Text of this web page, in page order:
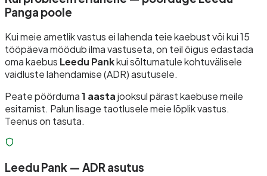
Panga poole
Kui meie ametlik vastus ei lahenda teie kaebust või kui 15
tööpäeva möödub ilma vastuseta, on teil õigus edastada
oma kaebus Leedu Pankkui sõltumatule kohtuvälisele
vaidluste lahendamise (ADR) asutusele.
Peate pöörduma1 aastajooksul pärast kaebuse meile
esitamist. Palun lisage taotlusele meie lõplik vastus.
Teenus on tasuta.
Leedu Pank — ADR asutus